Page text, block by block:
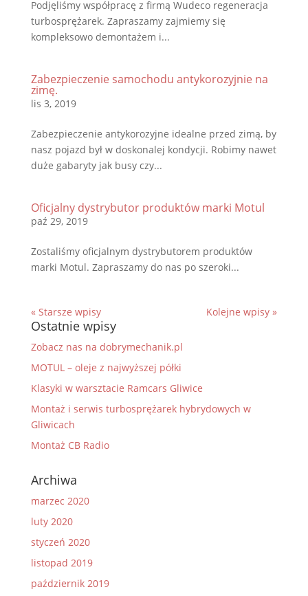
Podjęliśmy współpracę z firmą Wudeco regeneracja
turbosprężarek. Zapraszamy zajmiemy się
kompleksowo demontażem i...
Zabezpieczenie samochodu antykorozyjnie na
zimę.
lis 3, 2019
Zabezpieczenie antykorozyjne idealne przed zimą, by
nasz pojazd był w doskonalej kondycji. Robimy nawet
duże gabaryty jak busy czy...
Oficjalny dystrybutor produktów marki Motul
paź 29, 2019
Zostaliśmy oficjalnym dystrybutorem produktów
marki Motul. Zapraszamy do nas po szeroki...
« Starsze wpisy Kolejne wpisy »
Ostatnie wpisy
Zobacz nas na dobrymechanik.pl
MOTUL – oleje z najwyższej półki
Klasyki w warsztacie Ramcars Gliwice
Montaż i serwis turbosprężarek hybrydowych w
Gliwicach
Montaż CB Radio
Archiwa
marzec 2020
luty 2020
styczeń 2020
listopad 2019
październik 2019